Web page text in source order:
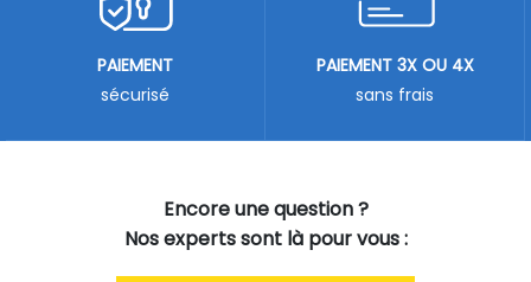
Encore une question ?
Nos experts sont là pour vous :
PAIEMENT
sécurisé
PAIEMENT 3X OU 4X
sans frais